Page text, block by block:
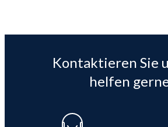
Kontaktieren Sie
helfen